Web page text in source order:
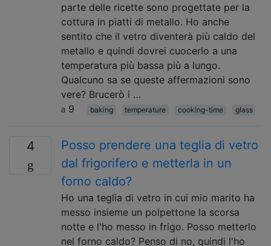
parte delle ricette sono progettate per la
cottura in piatti di metallo. Ho anche
sentito che il vetro diventerà più caldo del
metallo e quindi dovrei cuocerlo a una
temperatura più bassa più a lungo.
Qualcuno sa se queste affermazioni sono
vere? Brucerò i …
9
baking temperature cooking-time glass
4
Posso prendere una teglia di vetro
dal frigorifero e metterla in un
forno caldo?
Ho una teglia di vetro in cui mio marito ha
messo insieme un polpettone la scorsa
notte e l'ho messo in frigo. Posso metterlo
nel forno caldo? Penso di no, quindi l'ho